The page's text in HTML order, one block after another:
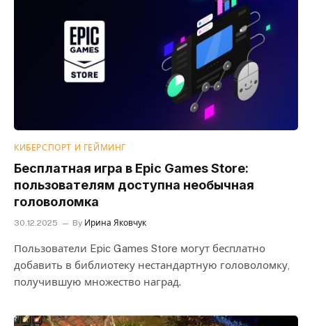
КИБЕРСПОРТ И ГЕЙМИНГ
Бесплатная игра в Epic Games Store:
пользователям доступна необычная
головоломка
30.12.2025 By Ирина Яковчук
Пользователи Epic Games Store могут бесплатно
добавить в библиотеку нестандартную головоломку,
получившую множество наград.